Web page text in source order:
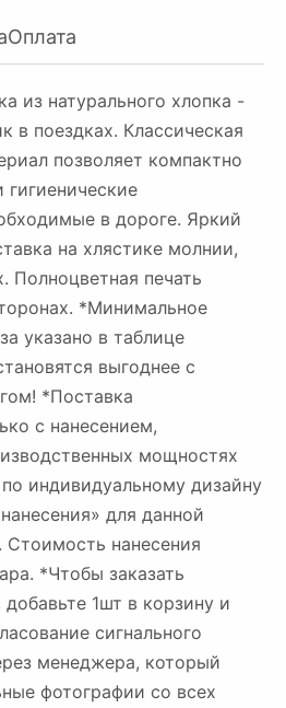
Оплата
из натурального хлопка -
в поездках. Классическая
позволяет компактно
в дороге. Яркий
на хлястике молнии,
Полноцветная печать
*Минимальное
указано в таблице
выгоднее с
*Поставка
с нанесением,
мощностях
индивидуальному дизайну
для данной
Стоимость нанесения
*Чтобы заказать
1шт в корзину и
сигнального
менеджера, который
фотографии со всех